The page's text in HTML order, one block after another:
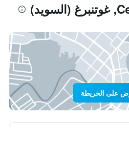
على الخريطة